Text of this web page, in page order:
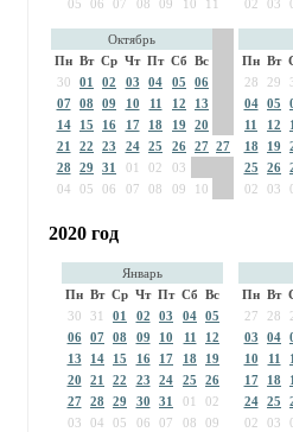
05
06 07 08 09 10 11
02
03
Октябрь
Пн Вт Ср Чт Пт Сб Вс
30
01 02 03 04 05
06
07
08 09 10 11 12
13
14
15 16 17 18 19
20
21
22 23 24 25 26 27 27
28
29 31 01 02
03
04
05 06 07 08 09 10
Пн Вт
28
29
04
05
11
12
18
19
25
26
02
03
2020 год
Январь
Пн Вт Ср Чт Пт Сб Вс
30
31 01 02 03 04 05
06
07 08 09 10 11
12
13
14 15 16 17 18
19
20
21 22 23 24 25
26
27
28 29 30 31 01
02
03
04 05 06 07 08 09
Пн Вт
27
28
03
04
10
11
17
18
24
25
02
03